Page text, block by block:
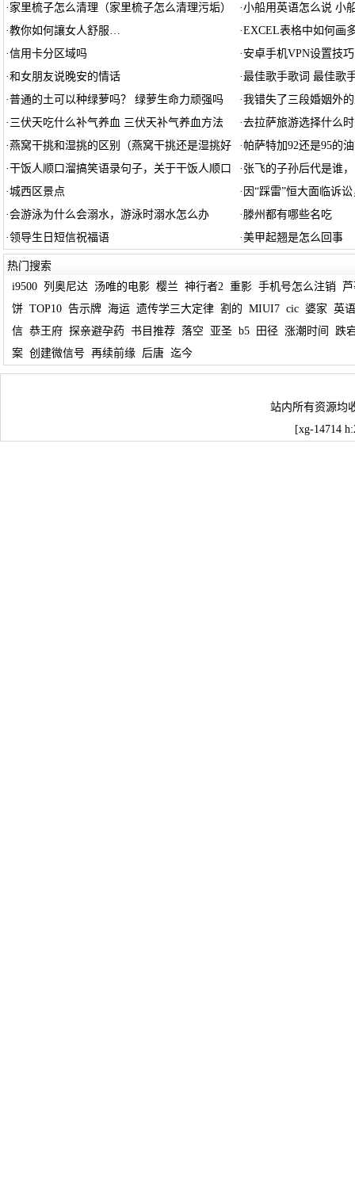
· 家里梳子怎么清理（家里梳子怎么清理污垢） ·小船用英语怎么说 小
·教你如何讓女人舒服… ·EXCEL表格中如何画
·信用卡分区域吗 · 安卓手机VPN设置技巧
·和女朋友说晚安的情话 ·最佳歌手歌词 最佳歌
·普通的土可以种绿萝吗？ 绿萝生命力顽强吗 ·我错失了三段婚姻外
· 三伏天吃什么补气养血 三伏天补气养血方法 ·去拉萨旅游选择什么
·燕窝干挑和湿挑的区别（燕窝干挑还是湿挑好 · 帕萨特加92还是95的
·干饭人顺口溜搞笑语录句子，关于干饭人顺口 · 张飞的子孙后代是谁
·城西区景点 · 因“踩雷”恒大面临诉
·会游泳为什么会溺水，游泳时溺水怎么办 ·滕州都有哪些名吃
·领导生日短信祝福语 ·美甲起翘是怎么回事
热门搜索
i9500 列奥尼达 汤唯的电影 樱兰 神行者2 重影 手机号怎么注销
饼 TOP10 告示牌 海运 遗传学三大定律 割的 MIUI7 cic 婆家 英
信 恭王府 探亲避孕药 书目推荐 落空 亚圣 b5 田径 涨潮时间
跌
案 创建微信号 再续前缘 后唐 迄今
站内所有资源均
[xg-14714